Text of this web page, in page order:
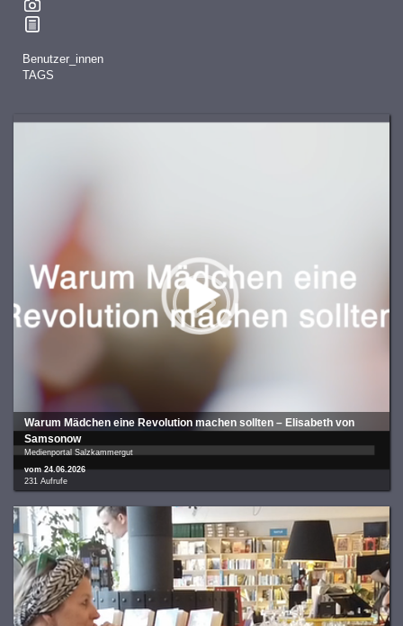
War­um Mäd­chen eine Revo­lu­ti­on machen sollten – Eli­sa­beth von
Sam­so­now
Medienportal Salzkammergut
vom 24.06.2026
231 Aufrufe
Benutzer_innen
TAGS